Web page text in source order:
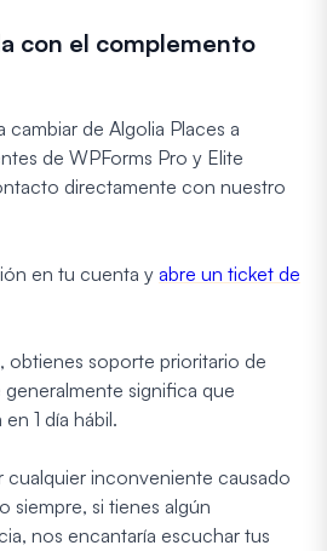
con el complemento
cambiar de Algolia Places a
de WPForms Pro y Elite
directamente con nuestro
en tu cuenta y abre un ticket de
obtienes soporte prioritario de
significa que
1 día hábil.
cualquier inconveniente causado
siempre, si tienes algún
nos encantaría escuchar tus